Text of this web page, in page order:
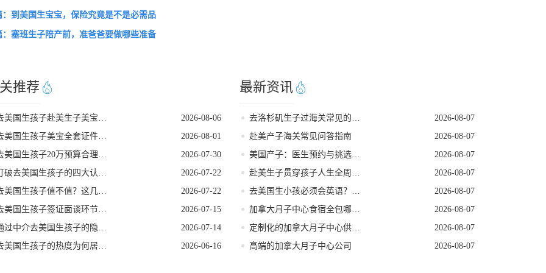
：到美国生宝宝，保险究竟是不是必需品
：塞班生子陪产前，准爸爸要做哪些准备
推荐
去美国生孩子赴美生子美宝回国落户流程
2026-08-06
去美国生孩子美宝全套证件一站式代办服务
2026-08-01
去美国生孩子20万预算合理搭配套餐方案
2026-07-30
打破去美国生孩子的四大认知误区
2026-07-22
去美国生孩子值不值？这几点好处帮你算清账！
2026-07-22
去美国生孩子签证面谈环节要注意的事项
2026-07-15
通过中介去美国生孩子的隐形陷阱
2026-07-14
去美国生孩子的热度为何居高不下
2026-06-16
最新资讯
去洛杉矶生子过海关常见的五个遣返原因
2026-08-07
赴美产子海关常见问答指南
2026-08-07
美国产子：医生预约与挑选指南
2026-08-07
赴美生子贯穿孩子人生全周期的身份红利
2026-08-07
去美国生小孩必须会英语？看完这篇就不焦虑了
2026-08-07
加拿大月子中心食宿全包哪家好
2026-08-07
定制化的加拿大月子中心供应商
2026-08-07
高端的加拿大月子中心公司
2026-08-07